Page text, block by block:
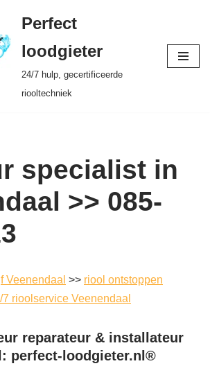
Perfect
loodgieter
24/7 hulp, gecertificeerde
riooltechniek
specialist in
>> 085-
Veenendaal >> riool ontstoppen
7 rioolservice Veenendaal
reparateur & installateur
perfect-loodgieter.nl®